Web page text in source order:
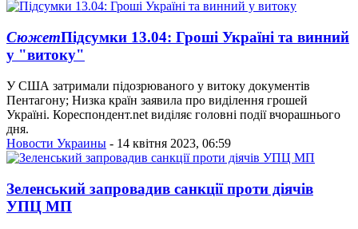
СюжетПідсумки 13.04: Гроші Україні та винний
у "витоку"
У США затримали підозрюваного у витоку документів
Пентагону; Низка країн заявила про виділення грошей
Україні. Кореспондент.net виділяє головні події вчорашнього
дня.
Новости Украины - 14 квітня 2023, 06:59
Зеленський запровадив санкції проти діячів
УПЦ МП